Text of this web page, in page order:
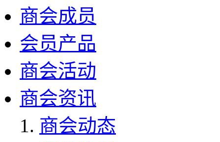
商会成员
会员产品
商会活动
商会资讯
商会动态